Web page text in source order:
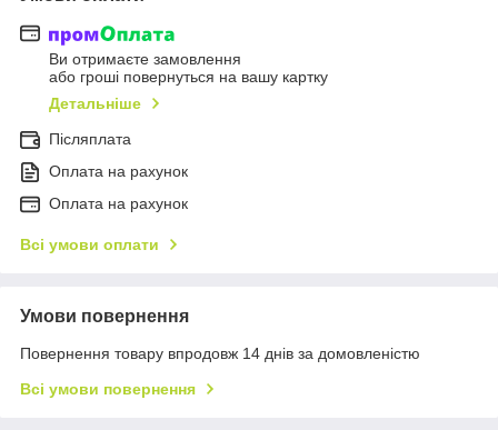
Ви отримаєте замовлення
або гроші повернуться на вашу картку
Детальніше
Післяплата
Оплата на рахунок
Оплата на рахунок
Всі умови оплати
Умови повернення
Повернення товару впродовж 14 днів за домовленістю
Всі умови повернення